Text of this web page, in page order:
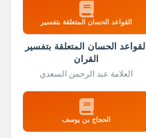
القواعد الحسان المتعلقة بتفسير
القواعد الحسان المتعلقة بتفسير
القران
العلامة عبد الرحمن السعدي
الحجاج بن يوسف